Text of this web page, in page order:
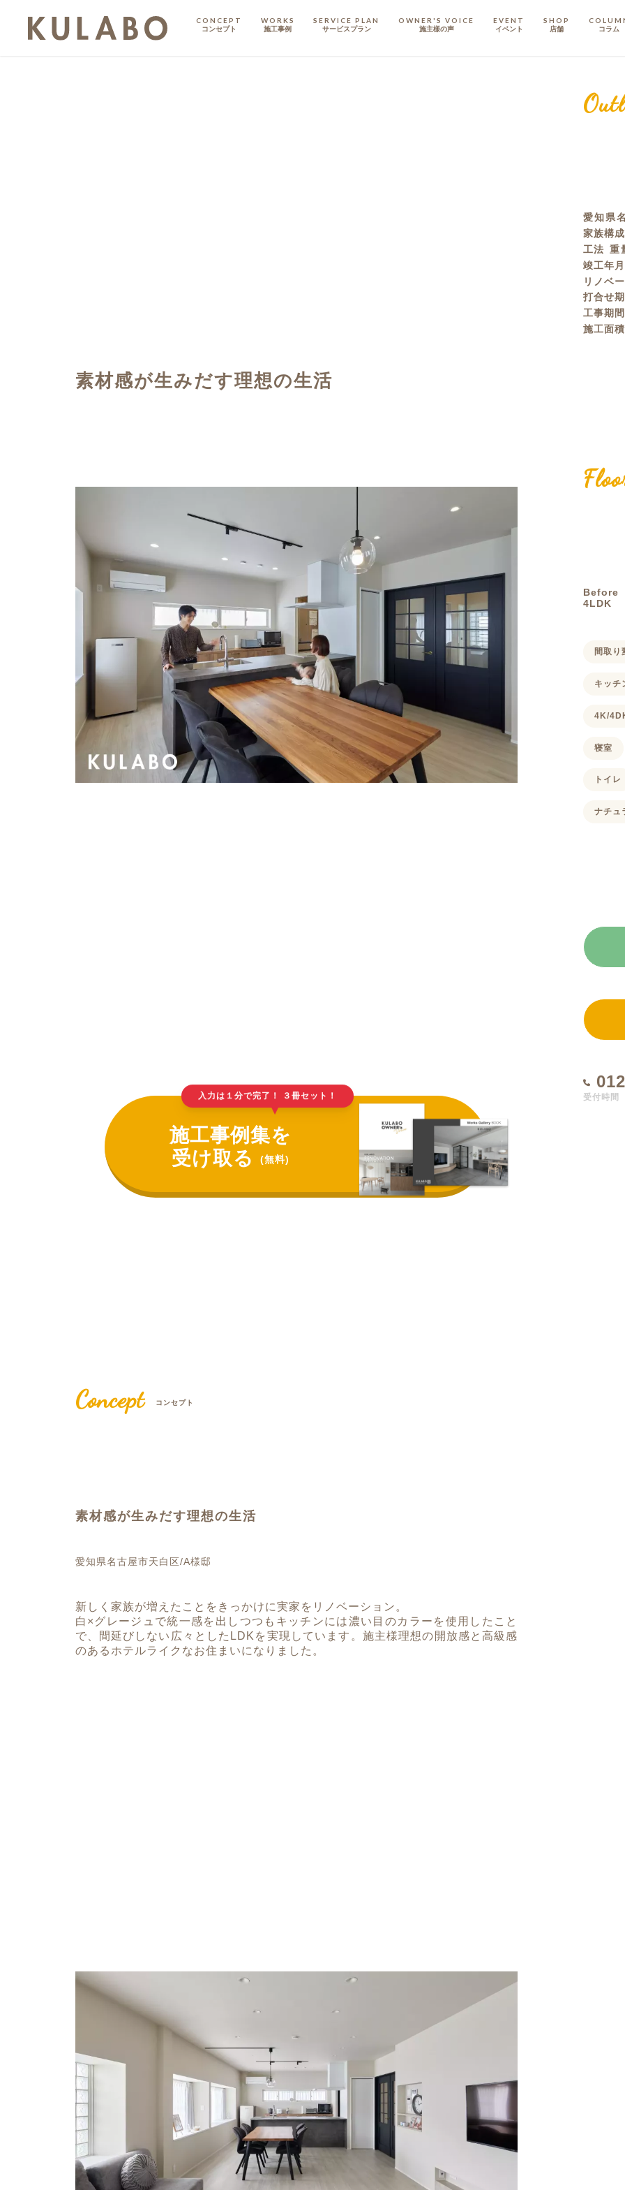
CONCEPT
コンセプト
WORKS
施工事例
SERVICE PLAN
サービスプラン
OWNER'S VOICE
施主樣の声
EVENT
イベント
SHOP
店舗 コラム
素材感が生みだす理想の生活
入力は１分で完了！ ３冊セット！
▲
施工事例集を
受け取る(無料)
Concept コンセプト
素材感が生みだす理想の生活
愛知県名古屋市天白区/A様邸
新しく家族が増えたことをきっかけに実家をリノベーション。
白×グレージュで統一感を出しつつもキッチンには濃い目のカラーを使用したこと
で、間延びしない広々としたLDKを実現しています。施主様理想の開放感と高級感
のあるホテルライクなお住まいになりました。
愛知県
家族構成
工法 重
竣工年月
リノベ
打合せ
工事期間
施工面積
Before
4LDK
間取り
キッチ
4K/
寝室
トイレ
ナチュ
受付時